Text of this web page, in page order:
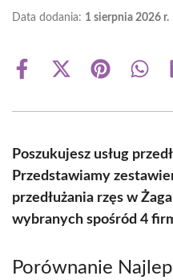
Data dodania: 1 sierpnia 2026 r.
Share
Share
(Twitter)
Share Share
Poszukujesz usług
Przedstawiamy
przedłużania rzęs w
wybranych spośród 4
Porównanie